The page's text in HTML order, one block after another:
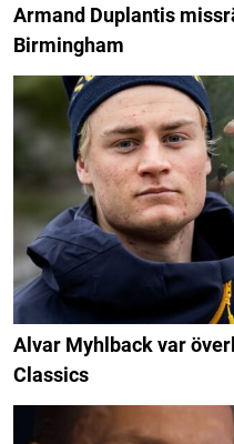
Armand Duplantis
Birmingham
Alvar Myhlback var
Classics